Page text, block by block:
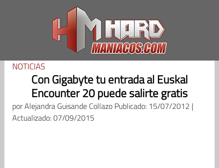
NOTICIAS
Con Gigabyte tu entrada al Euskal
Encounter 20 puede salirte gratis
porAlejandra Guisande Collazo Publicado: 15/07/2012 |
Actualizado: 07/09/2015